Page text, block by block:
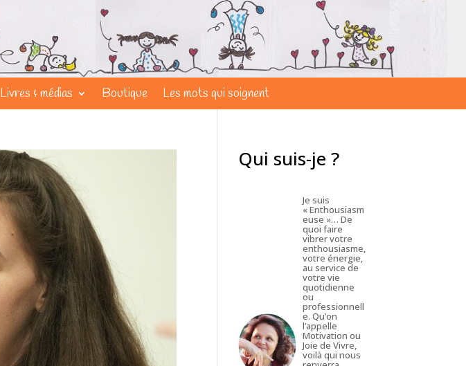
Livres & médias Boutique Les mots qui soignent
Qui suis-je ?
Je suis
« Enthousiasm
euse »… De
quoi faire
vibrer votre
enthousiasme,
votre énergie,
au service de
votre vie
quotidienne
ou
professionnell
e. Qu’on
l’appelle
Motivation ou
Joie de Vivre,
voilà qui nous